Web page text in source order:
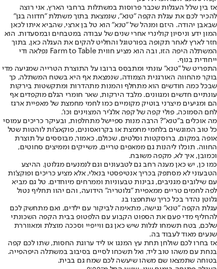
אז בין שלל העגלות שכבר פרוסות במשתלות ברחבי הארץ, אני רוצה
להכיר לכם את עגלת הקפה "טנא", שנמצאת בתוך משתלת "חדווה בגן"
שבאבן יהודה. היזם ומנהל של "טנא" הוא טל בן ארצי, שהביא איתו לכאן
המון ידע וניסיון קולינרי אחרי שנים של עבודה במטבחים ובמסעדות. הוא
חזר לארץ לאחר תקופה בפורטוגל והחליט להקים את העגלה כאן, בתוך
המשתלה היפה הזו, ובה הוא מציע חווית Farm to Table נפלאה ודי
ייחודית בנוף.
התפריט של "טנא" עונתי ומתבסס ברובו על התוצרת הטרייה שמגיעה מדי
בוקר מהחווה האורגנית הצמודה, שנמצאת אף היא בשטח המשתלה, כך
שבכל כמה חודשים הוא מתחלף והמנות מתהדרות ומתקשטות בירקות
עונתיים חדשים ומגוונים. מלבד הירקות, שאר חומרי הגלם מוקפדים אף
הם ומגיעים מיצרני בוטיק מקומיים כמו לחמי מחמצת של מאפיית ארגז
לחם הסמוכה, פולי קפה של קפה אלג'יר המצוינים וכו'.
מה אוכלים ב"טנא"? הרבה מנות ספיישל מתחלפות, ובעיקר כריכים עמוסי
כל טוב המוגשים בלחמי מחמצת או בקרואסונים, פוקאצ'ות לוהטות שטל
אופה במקום, ברוסקטות וסלטים, שכולם, כאמור, מבוססים על תוצרת
החווה. תוכלו ליהנות גם ממאפים טריים, משייקים וממיצים סחוטים,
וכמובן, איך לא, מקפה משובח.
כמו כן, יש כאן מענה רחב גם לטבעונים וגם לנמנעים מגלוטן. ההיצע
הטבעוני לא מסתפק בכריך אנטיפסטי בנאלי, אלא מציע כריכים ופוקצ'ות
עם שילובים מגניבים, גבינות טבעוניות וממרחים מיוחדים. טל גם מביא
לפה לחמים טריים ממאפיית "גלוטריה" הידועה, והם יהוו תחליף נטול
גלוטן נהדר בכל כריך שתחפצו בו.
עגלת הקפה "טנא" נגישה, מתאימה לביקור עם ילדים, ואם מתחשק לכם
להחליף מדי פעם את הספוט הקבוע עם הלפטופ בבית הקפה השכונתי
שלכם, בטח תשמחו לגלות שיש כאן גם ווייפיי וסככה מוצלת ומאווררת
שנעים מאוד לעבוד בה.
אז בחרו לכם שולחן תחת עץ המנגו או ליד ערוגת החסות, שתו לכם קפה
בנחת עם משהו טוב ליד, ואל תשכחו לסיים בסיבוב במשתלה היפהפייה.
בטוחה שתמצאו שם משהו שיעשה לכם שמח גם בבית.